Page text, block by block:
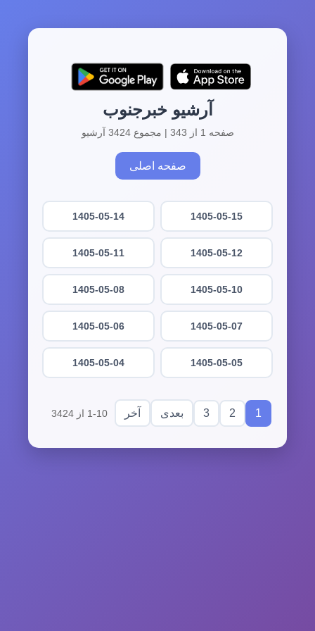
آرشیو خبرجنوب
صفحه 1 از 343 | مجموع 3424 آرشیو
صفحه اصلی
1405-05-15
1405-05-14
1405-05-12
1405-05-11
1405-05-10
1405-05-08
1405-05-07
1405-05-06
1405-05-05
1405-05-04
1
2
3 بعدی آخر 1-10 از 3424